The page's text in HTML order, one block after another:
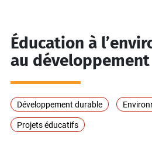
Éducation à
au
Développement durable
Projets éducatifs